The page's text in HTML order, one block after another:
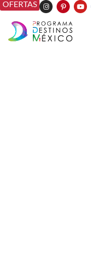
OFERTAS